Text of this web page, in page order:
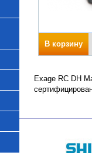
В корзину
Exage RC DH